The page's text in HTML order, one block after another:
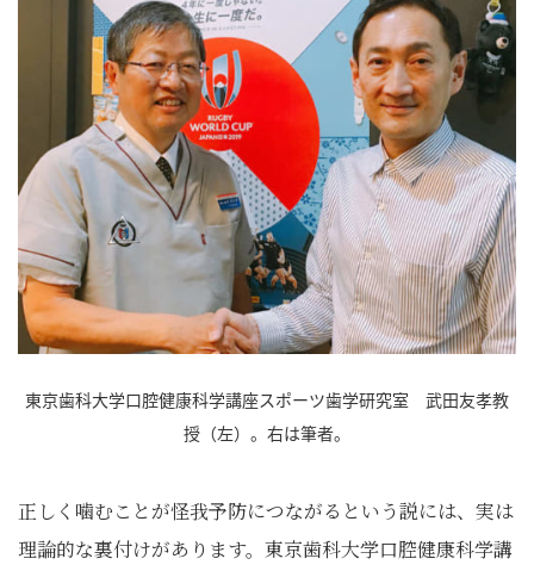
東京歯科大学口腔健康科学講座スポーツ歯学研究室 武田友孝教
授（左）。右は筆者。
正しく噛むことが怪我予防につながるという説には、実は
理論的な裏付けがあります。東京歯科大学口腔健康科学講